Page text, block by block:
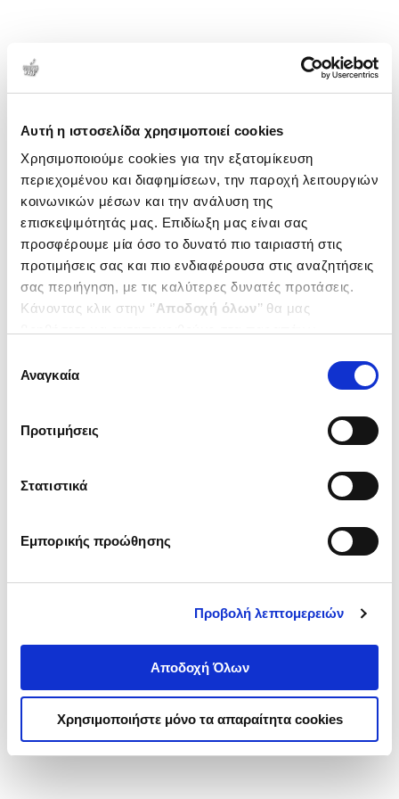
Αυτή η ιστοσελίδα χρησιμοποιεί cookies
Χρησιμοποιούμε cookies για την εξατομίκευση
περιεχομένου και διαφημίσεων, την παροχή λειτουργιών
κοινωνικών μέσων και την ανάλυση της
επισκεψιμότητάς μας. Επιδίωξη μας είναι σας
προσφέρουμε μία όσο το δυνατό πιο ταιριαστή στις
προτιμήσεις σας και πιο ενδιαφέρουσα στις αναζητήσεις
σας περιήγηση, με τις καλύτερες δυνατές προτάσεις.
Κάνοντας κλικ στην ‘’Αποδοχή όλων’’ θα μας
ενδιαφέρουν και να επιλέξετε από τα παρακάτω με την
΄΄και να ενημερωθείτε σχετικά με
συγκατάθεσης
Αναγκαία
Προτιμήσεις
Στατιστικά
Εμπορικής προώθησης
Προβολή λεπτομερειών
Αποδοχή Όλων
Χρησιμοποιήστε μόνο τα απαραίτητα cookies